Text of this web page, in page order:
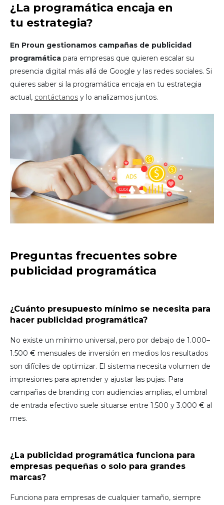
¿La programática encaja en
tu estrategia?
En Proun gestionamos campañas de publicidad
programática para empresas que quieren escalar su
presencia digital más allá de Google y las redes sociales. Si
quieres saber si la programática encaja en tu estrategia
actual, contáctanos y lo analizamos juntos.
Preguntas frecuentes sobre
publicidad programática
¿Cuánto presupuesto mínimo se necesita para
hacer publicidad programática?
No existe un mínimo universal, pero por debajo de 1.000–
1.500 € mensuales de inversión en medios los resultados
son difíciles de optimizar. El sistema necesita volumen de
impresiones para aprender y ajustar las pujas. Para
campañas de branding con audiencias amplias, el umbral
de entrada efectivo suele situarse entre 1.500 y 3.000 € al
mes.
¿La publicidad programática funciona para
empresas pequeñas o solo para grandes
marcas?
Funciona para empresas de cualquier tamaño, siempre